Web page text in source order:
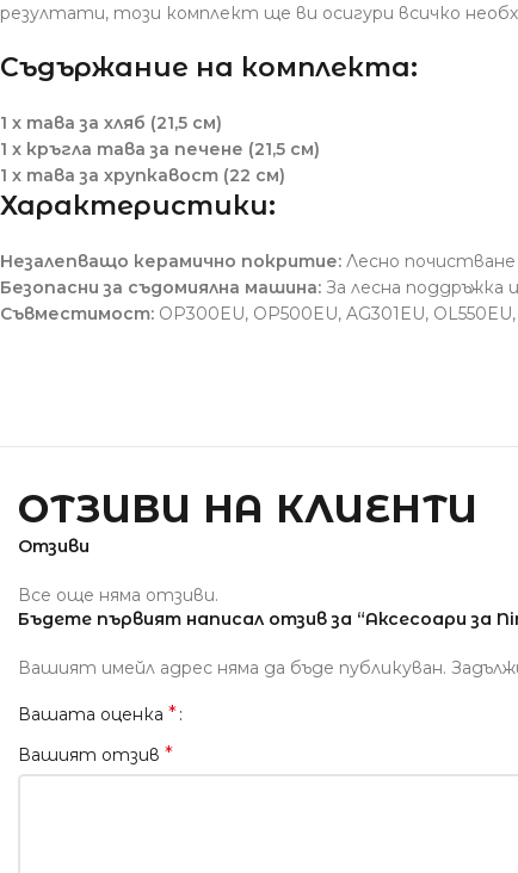
резултати, този комплект ще ви осигури всичко
Съдържание на комплекта:
1 x тава за хляб (21,5 см)
1 x кръгла тава за печене (21,5 см)
1 x тава за хрупкавост (22 см)
Характеристики:
Незалепващо керамично покритие: Лесно
Безопасни за съдомиялна машина: За лесна поддръжка
Съвместимост: OP300EU, OP500EU, AG301EU,
ОТЗИВИ НА КЛИЕНТИ
Отзиви
Все още няма отзиви.
Бъдете първият написал отзив за “Аксесоари за
Вашият имейл адрес няма да бъде публикуван.
Вашата оценка *
Вашият отзив *